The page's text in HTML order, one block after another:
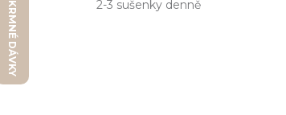
2-3 sušenky denně